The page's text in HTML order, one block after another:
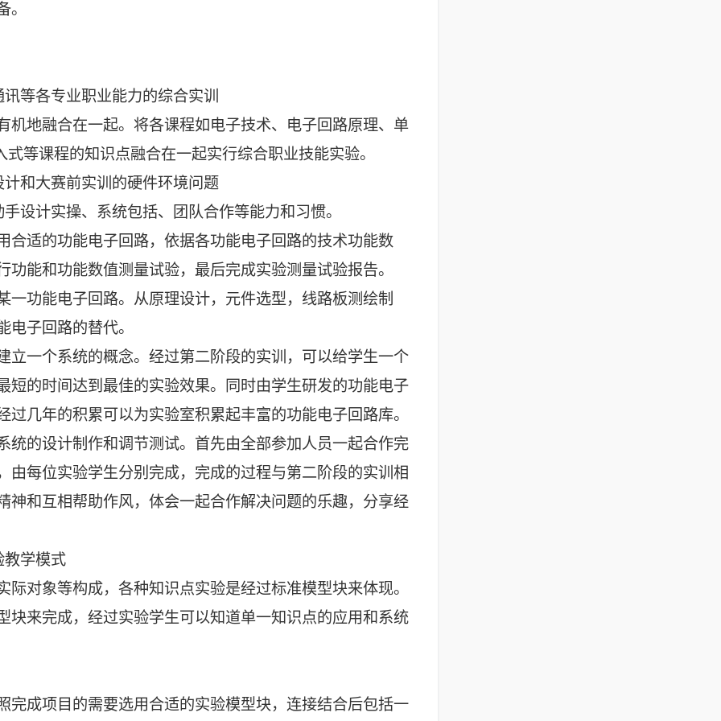
。
等各专业职业能力的综合实训
机地融合在一起。将各课程如电子技术、电子回路原理、单
等课程的知识点融合在一起实行综合职业技能实验。
和大赛前实训的硬件环境问题
设计实操、系统包括、团队合作等能力和习惯。
合适的功能电子回路，依据各功能电子回路的技术功能数
能和功能数值测量试验，最后完成实验测量试验报告。
功能电子回路。从原理设计，元件选型，线路板测绘制
子回路的替代。
立一个系统的概念。经过第二阶段的实训，可以给学生一个
短的时间达到最佳的实验效果。同时由学生研发的功能电子
几年的积累可以为实验室积累起丰富的功能电子回路库。
统的设计制作和调节测试。首先由全部参加人员一起合作完
由每位实验学生分别完成，完成的过程与第二阶段的实训相
神和互相帮助作风，体会一起合作解决问题的乐趣，分享经
教学模式
对象等构成，各种知识点实验是经过标准模型块来体现。
块来完成，经过实验学生可以知道单一知识点的应用和系统
完成项目的需要选用合适的实验模型块，连接结合后包括一